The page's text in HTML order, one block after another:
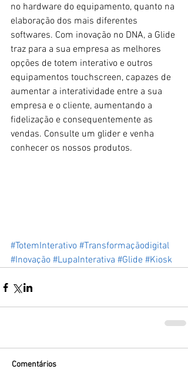
no hardware do equipamento, quanto na
elaboração dos mais diferentes
softwares. Com inovação no DNA, a Glide
traz para a sua empresa as melhores
opções de totem interativo e outros
equipamentos touchscreen, capazes de
aumentar a interatividade entre a sua
empresa e o cliente, aumentando a
fidelização e consequentemente as
vendas. Consulte um glider e venha
conhecer os nossos produtos.
#TotemInterativo #Transformaçãodigital
#Inovação #LupaInterativa #Glide #Kiosk
Comentários